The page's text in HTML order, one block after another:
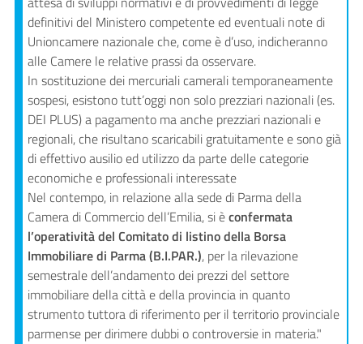
Prenotazioni
on line
Pagamenti
on line
Accedi
Registrati
definitivi del Ministero competente ed eventuali note di
Unioncamere nazionale che, come è d’uso, indicheranno
alle Camere le relative prassi da osservare.
In sostituzione dei mercuriali camerali temporaneamente
sospesi, esistono tutt’oggi non solo prezziari nazionali (es.
DEI PLUS) a pagamento ma anche prezziari nazionali e
regionali, che risultano scaricabili gratuitamente e sono già
di effettivo ausilio ed utilizzo da parte delle categorie
economiche e professionali interessate
Nel contempo, in relazione alla sede di Parma della
Camera di Commercio dell’Emilia, si èconfermata
l’operatività del Comitato di listino della Borsa
Immobiliare di Parma (B.I.PAR.), per la rilevazione
semestrale dell’andamento dei prezzi del settore
immobiliare della città e della provincia in quanto
strumento tuttora di riferimento per il territorio provinciale
parmense per dirimere dubbi o controversie in materia."